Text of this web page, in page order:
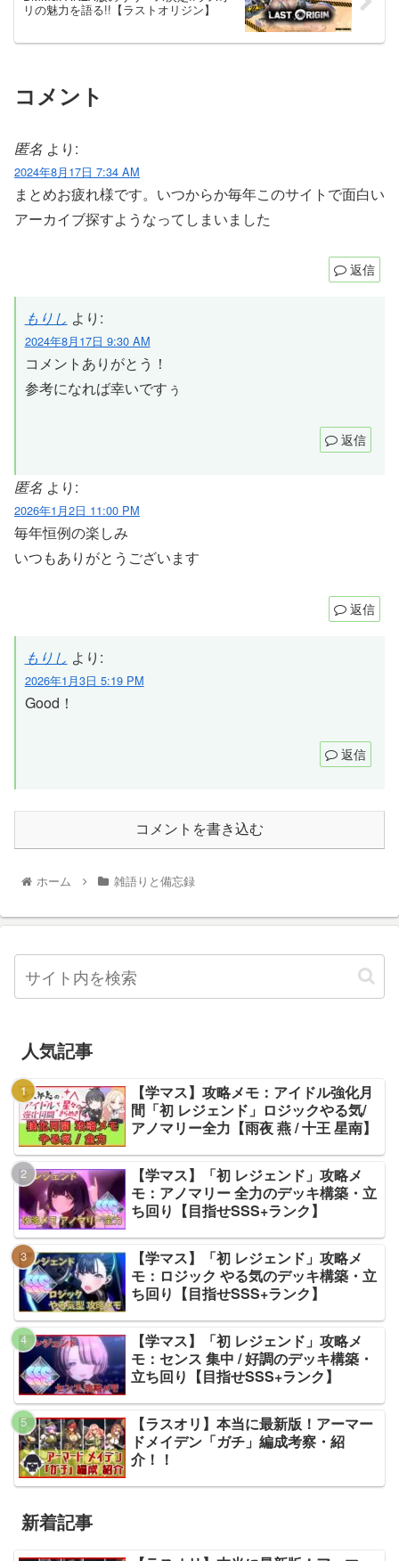
リの魅力を語る!!【ラストオリジン】
コメント
匿名 より:
2024年8月17日 7:34 AM
まとめお疲れ様です。いつからか毎年このサイトで面白い
アーカイブ探すようなってしまいました
返信
もりし より:
2024年8月17日 9:30 AM
コメントありがとう！
参考になれば幸いですぅ
返信
匿名 より:
2026年1月2日 11:00 PM
毎年恒例の楽しみ
いつもありがとうございます
返信
もりし より:
2026年1月3日 5:19 PM
Good！
返信
コメントを書き込む
ホーム 雑語りと備忘録
人気記事
【学マス】攻略メモ：アイドル強化月
間「初 レジェンド」ロジックやる気/
アノマリー全力【雨夜 燕 / 十王 星南】
【学マス】「初 レジェンド」攻略メ
モ：アノマリー 全力のデッキ構築・立
ち回り【目指せSSS+ランク】
【学マス】「初 レジェンド」攻略メ
モ：ロジック やる気のデッキ構築・立
ち回り【目指せSSS+ランク】
【学マス】「初 レジェンド」攻略メ
モ：センス 集中 / 好調のデッキ構築・
立ち回り【目指せSSS+ランク】
【ラスオリ】本当に最新版！アーマー
ドメイデン「ガチ」編成考察・紹
介！！
新着記事